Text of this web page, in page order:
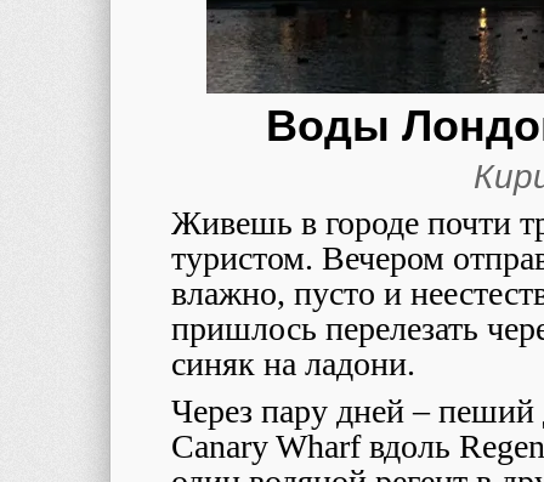
Воды
Живешь в городе почти
туристом. Вечером
влажно, пусто и
пришлось перелезать
синяк на ладони.
Через пару дней – пеший
Canary Wharf вдоль